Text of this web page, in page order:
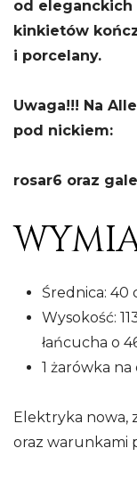
od eleganckich
kinkietów
i porcelany.
Uwaga!!! Na
pod nickiem:
rosar6 oraz
Średnica: 40
Wysokość:
łańcucha o
1 żarówka
Elektryka nowa,
oraz warunkami